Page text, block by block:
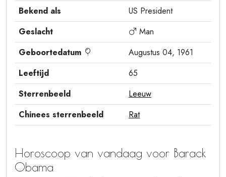
Bekend als
US President
Geslacht
Man
Geboortedatum
Augustus 04, 1961
Leeftijd
65
Sterrenbeeld
Leeuw
Chinees sterrenbeeld
Rat
Horoscoop van vandaag voor Barack
Obama